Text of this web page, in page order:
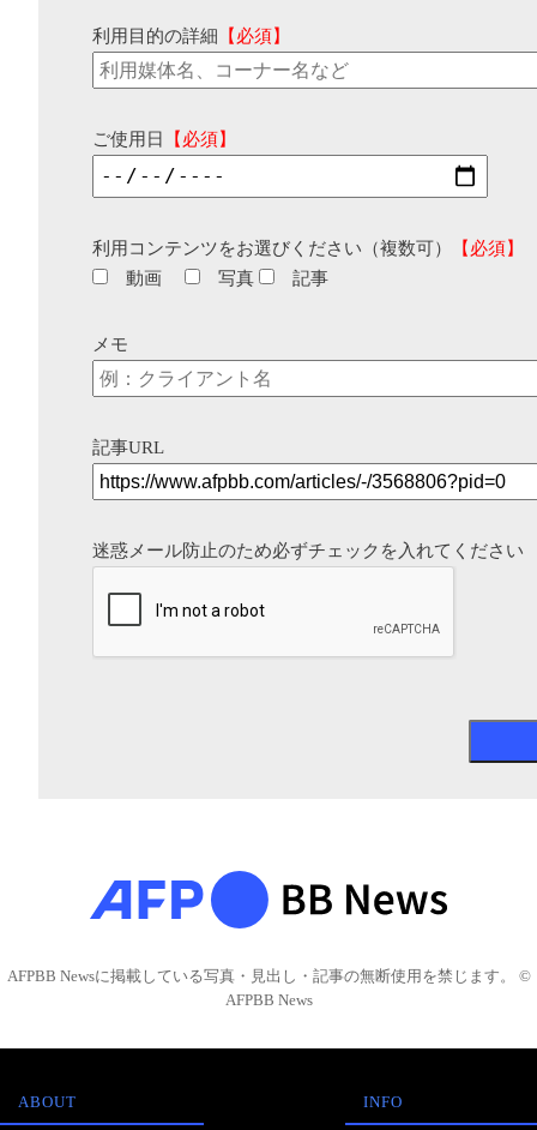
利用目的の詳細 【必須】
ご使用日 【必須】
利用コンテンツをお選びください（複数可）
【必須】
動画
写真 記事
メモ
記事URL
迷惑メール防止のため必ずチェックを入れてください
AFPBB Newsに掲載している写真・見出し・記事の無断使用を禁じます。 ©
AFPBB News
ABOUT INFO